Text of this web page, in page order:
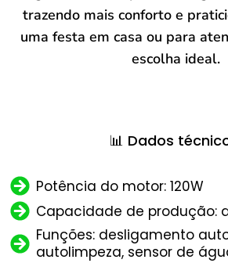
trazendo mais conforto e
uma festa em casa ou para
escolha ideal.
📊 Dados
Potência do motor: 120W
Capacidade de produção:
Funções: desligamento
autolimpeza, sensor de